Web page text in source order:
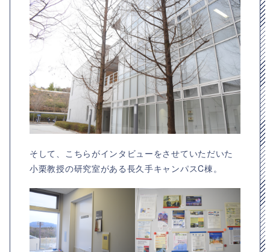
そして、こちらがインタビューをさせていただいた
小栗教授の研究室がある長久手キャンパスC棟。